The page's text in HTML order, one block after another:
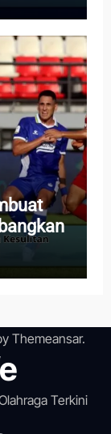
Themeansar.
Terkini